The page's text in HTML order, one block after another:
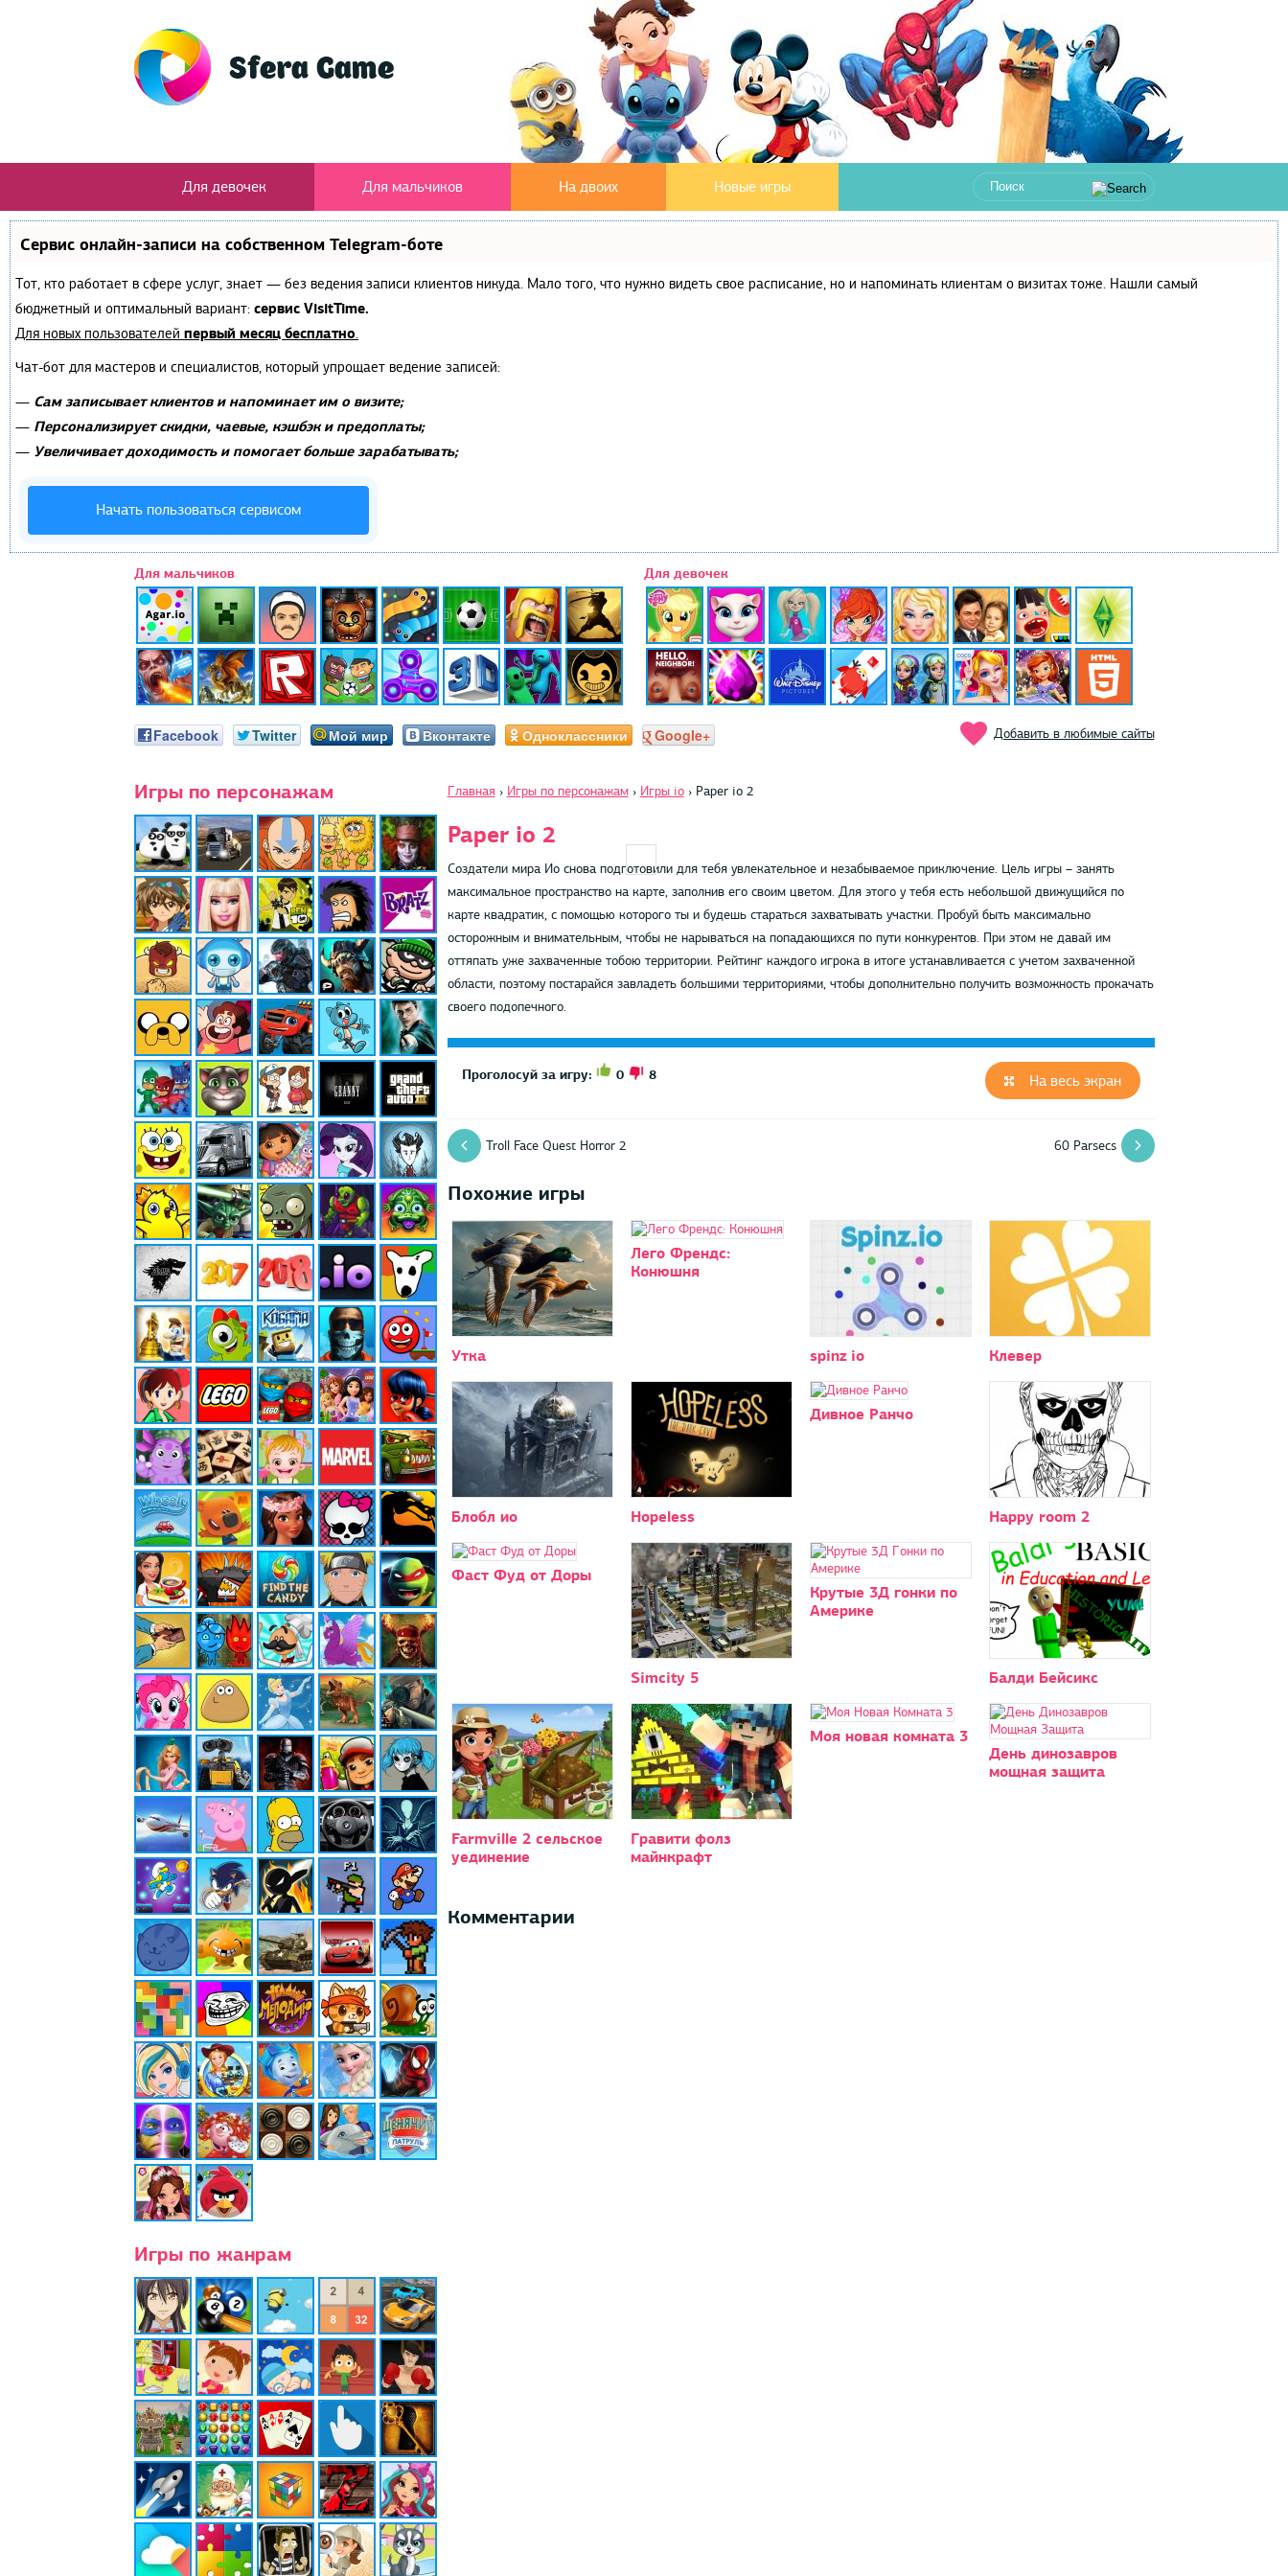
Для девочек Для мальчиков На двоих Новые игры
Сервис онлайн-записи на собственном Telegram-боте
Тот, кто работает в сфере услуг, знает — без ведения записи клиентов никуда. Мало того, что нужно видеть свое расписание, но и напоминать клиентам о визитах тоже. Нашли самый
бюджетный и оптимальный вариант: сервис VisitTime.
Для новых пользователей первый месяц бесплатно.
Чат-бот для мастеров и специалистов, который упрощает ведение записей:
— Сам записывает клиентов и напоминает им о визите;
— Персонализирует скидки, чаевые, кэшбэк и предоплаты;
— Увеличивает доходимость и помогает больше зарабатывать;
Начать пользоваться сервисом
Для мальчиков Для девочек
Facebook Twitter Мой мир Вконтакте Одноклассники Google+ Добавить в любимые сайты
Игры по персонажам
Игры по жанрам
Главная › Игры по персонажам › Игры io › Paper io 2
Paper io 2
Создатели мира Ио снова подготовили для тебя увлекательное и незабываемое приключение. Цель игры – занять
максимальное пространство на карте, заполнив его своим цветом. Для этого у тебя есть небольшой движущийся по
карте квадратик, с помощью которого ты и будешь стараться захватывать участки. Пробуй быть максимально
осторожным и внимательным, чтобы не нарываться на попадающихся по пути конкурентов. При этом не давай им
оттяпать уже захваченные тобою территории. Рейтинг каждого игрока в итоге устанавливается с учетом захваченной
области, поэтому постарайся завладеть большими территориями, чтобы дополнительно получить возможность прокачать
своего подопечного.
На весь экран
Проголосуй за игру: 0 8
Troll Face Quest Horror 2 60 Parsecs
Похожие игры
Утка
Лего Френдс:
Конюшня
spinz io Клевер
Блобл ио Hopeless
Дивное Ранчо
Happy room 2
Фаст Фуд от Доры
Simcity 5
Крутые 3Д гонки по
Америке
Балди Бейсикс
Farmville 2 сельское
уединение
Гравити фолз
майнкрафт
Моя новая комната 3
День динозавров
мощная защита
Комментарии